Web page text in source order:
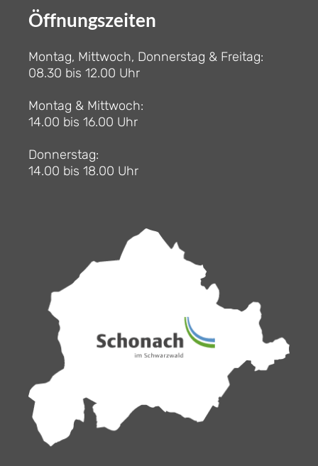
Öffnungszeiten
Montag, Mittwoch, Donnerstag & Freitag:
08.30 bis 12.00 Uhr
Montag & Mittwoch:
14.00 bis 16.00 Uhr
Donnerstag:
14.00 bis 18.00 Uhr